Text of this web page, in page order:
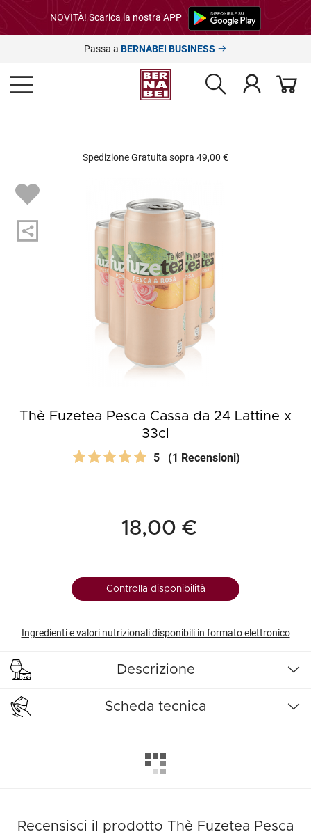
NOVITÀ! Scarica la nostra APP
Passa a BERNABEI BUSINESS
Spedizione Gratuita sopra 49,00 €
Thè Fuzetea Pesca Cassa da 24 Lattine x
33cl
5 (1 Recensioni)
18,00 €
Controlla disponibilità
Ingredienti e valori nutrizionali disponibili in formato elettronico
Descrizione
Scheda tecnica
Recensisci il prodotto Thè Fuzetea Pesca